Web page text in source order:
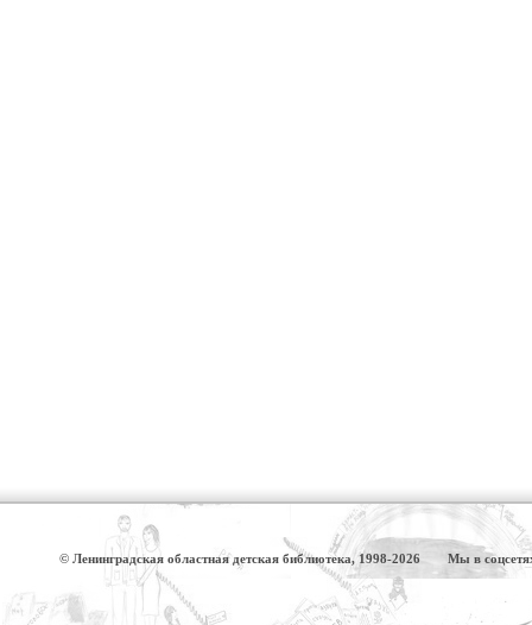
© Ленинградская областная детская библиотека, 1998-2026 Мы в